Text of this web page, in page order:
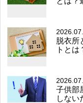
脱衣所
トと
子供部
しない